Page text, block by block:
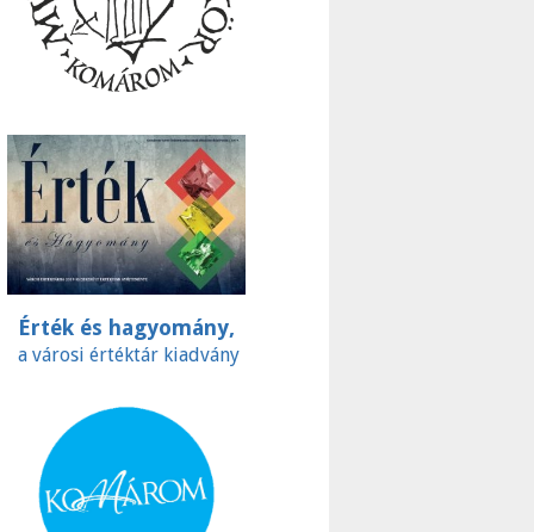
Érték és hagyomány,
a városi értéktár kiadvány